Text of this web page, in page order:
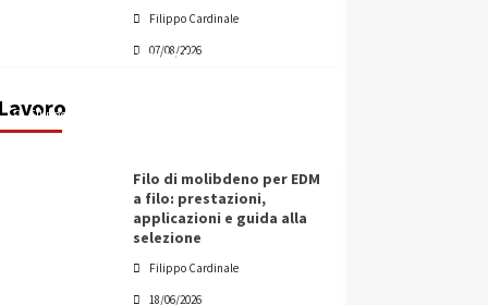
Filippo Cardinale
07/08/2026
Lavoro
partner chiave di un progetto
transnazionale per la transizione
Filippo Cardinale
Filo di molibdeno per EDM
a filo: prestazioni,
applicazioni e guida alla
selezione
Filippo Cardinale
18/06/2026